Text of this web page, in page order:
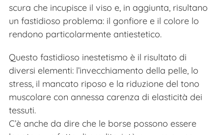
scura che incupisce il viso e, in aggiunta, risultano
un fastidioso problema: il gonfiore e il colore lo
rendono particolarmente antiestetico.
Questo fastidioso inestetismo è il risultato di
diversi elementi: l’invecchiamento della pelle, lo
stress, il mancato riposo e la riduzione del tono
muscolare con annessa carenza di elasticità dei
tessuti.
C’è anche da dire che le borse possono essere